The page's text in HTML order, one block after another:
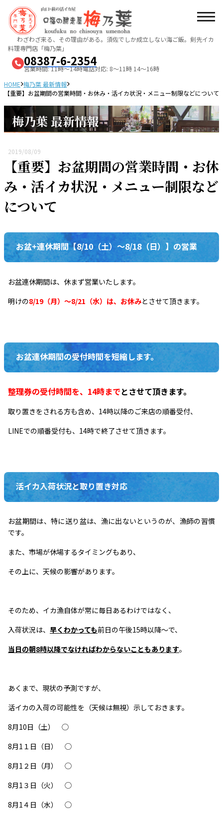
わざわざ来る、その理由がある。須佐でしか成立しない海ご飯。 剣先イカ
料理専門店「梅乃葉」
08387-6-2354
営業時間: 11時～14時電話対応: 8～11時 14～16時
HOME 梅乃葉 最新情報
【重要】お盆期間の営業時間・お休み・活イカ状況・メニュー制限などについて
梅乃葉 最新情報
2019/08/09
【重要】お盆期間の営業時間・お休
み・活イカ状況・メニュー制限など
について
お盆+連休期間【8/10（土）～8/18（日）】の営業
お盆連休期間は、休まず営業いたします。
明けの8/19（月）～8/21（水）は、お休みとさせて頂きます。
お盆連休期間の受付時間を短縮します。
整理券の受付時間を、14時までとさせて頂きます。
取り置きをされる方も含め、14時以降のご来店の順番受付、
LINEでの順番受付も、14時で終了させて頂きます。
活イカ入荷状況と取り置き対応
お盆期間は、特に送り盆は、漁に出ないというのが、漁師の習慣
です。
また、市場が休場するタイミングもあり、
その上に、天候の影響があります。
そのため、イカ漁自体が常に毎日あるわけではなく、
入荷状況は、 早くわかっても前日の午後15時以降～で、
当日の朝8時以降でなければわからないこともあります。
あくまで、現状の予測ですが、
活イカの入荷の可能性を（天候は無視）示しておきます。
8月10日（土） ◯
8月1１日（日） ◯
8月1２日（月） ◯
8月1３日（火） ◯
8月1４日（水） ◯